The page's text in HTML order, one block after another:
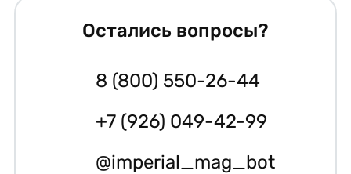
Остались вопросы?
8 (800) 550-26-44
+7 (926) 049-42-99
@imperial_mag_bot